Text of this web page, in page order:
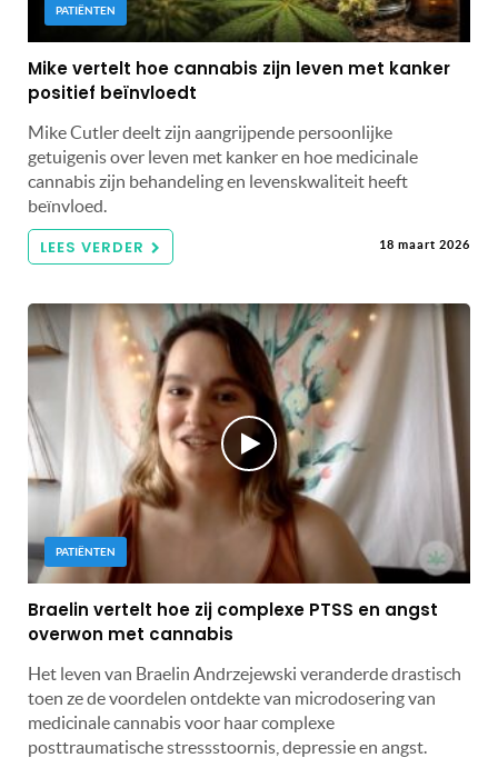
PATIËNTEN
Mike vertelt hoe cannabis zijn leven met kanker
positief beïnvloedt
Mike Cutler deelt zijn aangrijpende persoonlijke
getuigenis over leven met kanker en hoe medicinale
cannabis zijn behandeling en levenskwaliteit heeft
beïnvloed.
LEES VERDER 18 maart 2026
PATIËNTEN
Braelin vertelt hoe zij complexe PTSS en angst
overwon met cannabis
Het leven van Braelin Andrzejewski veranderde drastisch
toen ze de voordelen ontdekte van microdosering van
medicinale cannabis voor haar complexe
posttraumatische stressstoornis, depressie en angst.